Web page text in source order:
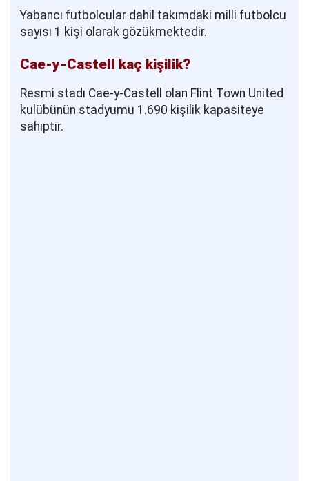
Yabancı futbolcular dahil takımdaki milli futbolcu
sayısı 1 kişi olarak gözükmektedir.
Cae-y-Castell kaç kişilik?
Resmi stadı Cae-y-Castell olan Flint Town United
kulübünün stadyumu 1.690 kişilik kapasiteye
sahiptir.